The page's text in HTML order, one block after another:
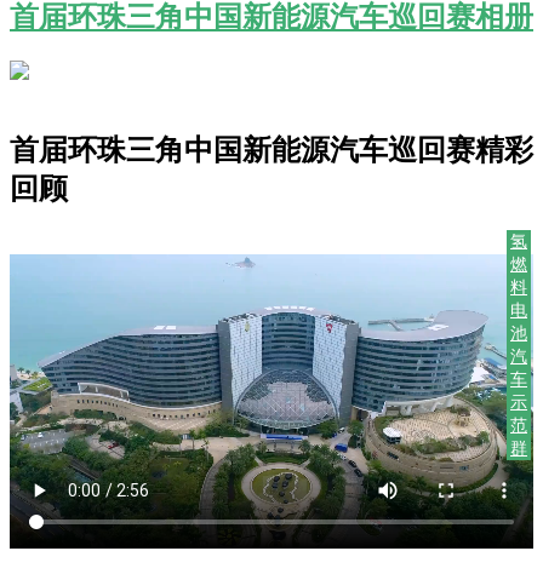
首届环珠三角中国新能源汽车巡回赛相册
首届环珠三角中国新能源汽车巡回赛精彩
回顾
氢
燃
料
电
池
汽
车
示
范
群